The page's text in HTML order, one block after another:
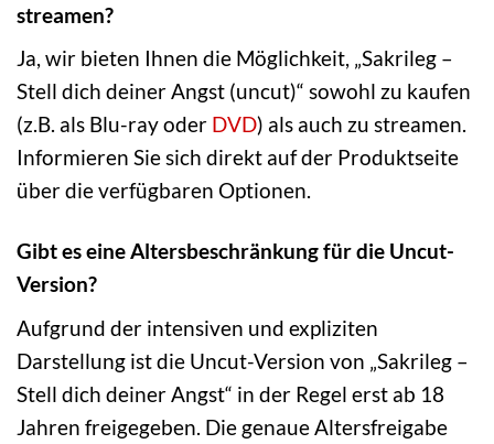
streamen?
Ja, wir bieten Ihnen die Möglichkeit, „Sakrileg –
Stell dich deiner Angst (uncut)“ sowohl zu kaufen
(z.B. als Blu-ray oder DVD) als auch zu streamen.
Informieren Sie sich direkt auf der Produktseite
über die verfügbaren Optionen.
Gibt es eine Altersbeschränkung für die Uncut-
Version?
Aufgrund der intensiven und expliziten
Darstellung ist die Uncut-Version von „Sakrileg –
Stell dich deiner Angst“ in der Regel erst ab 18
Jahren freigegeben. Die genaue Altersfreigabe